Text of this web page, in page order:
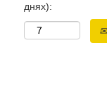
днях):